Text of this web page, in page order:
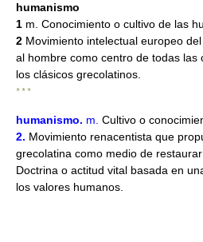
humanismo
1 m. Conocimiento o cultivo de las
2 Movimiento intelectual europeo
al hombre como centro de todas las
los clásicos grecolatinos.
* * *
humanismo. m. Cultivo o
2. Movimiento renacentista que
grecolatina como medio de
Doctrina o actitud vital basada en
los valores humanos.